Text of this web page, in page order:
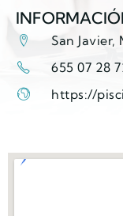
San Javier,
655 07 28
https://